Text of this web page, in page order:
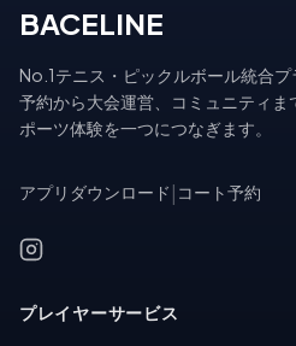
BACELINE
No.1テニス・ピックルボール統合
予約から大会運営、コミュニティま
ポーツ体験を一つにつなぎます。
アプリダウンロード コート予約
プレイヤーサービス